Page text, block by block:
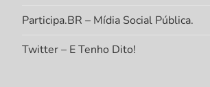
Participa.BR – Mídia Social Pública.
Twitter – E Tenho Dito!